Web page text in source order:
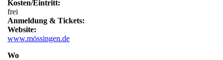
Kosten/Eintritt:
frei
Anmeldung & Tickets:
Website:
www.mössingen.de
Wo